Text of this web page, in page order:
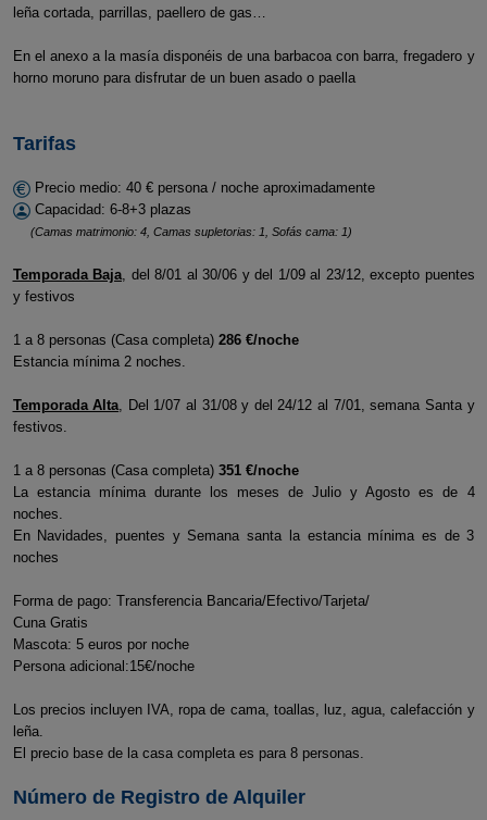
leña cortada, parrillas, paellero de gas…
En el anexo a la masía disponéis de una barbacoa con barra, fregadero y
horno moruno para disfrutar de un buen asado o paella
Tarifas
Precio medio: 40 € persona / noche aproximadamente
Capacidad: 6-8+3 plazas
(Camas matrimonio: 4, Camas supletorias: 1, Sofás cama: 1)
Temporada Baja, del 8/01 al 30/06 y del 1/09 al 23/12, excepto puentes
y festivos
1 a 8 personas (Casa completa) 286 €/noche
Estancia mínima 2 noches.
Temporada Alta, Del 1/07 al 31/08 y del 24/12 al 7/01, semana Santa y
festivos.
1 a 8 personas (Casa completa) 351 €/noche
La estancia mínima durante los meses de Julio y Agosto es de 4
noches.
En Navidades, puentes y Semana santa la estancia mínima es de 3
noches
Forma de pago: Transferencia Bancaria/Efectivo/Tarjeta/
Cuna Gratis
Mascota: 5 euros por noche
Persona adicional:15€/noche
Los precios incluyen IVA, ropa de cama, toallas, luz, agua, calefacción y
leña.
El precio base de la casa completa es para 8 personas.
Número de Registro de Alquiler